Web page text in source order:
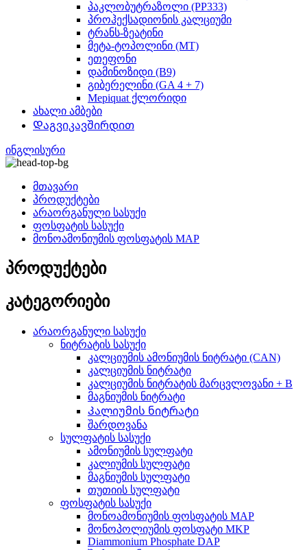
პაკლობუტრაზოლი (PP333)
პროჰექსადიონის კალციუმი
ტრანს-ზეატინი
მეტა-ტოპოლინი (MT)
ეთეფონი
დამინოზიდი (B9)
გიბერელინი (GA 4 + 7)
Mepiquat ქლორიდი
ახალი ამბები
Დაგვიკავშირდით
ინგლისური
მთავარი
პროდუქტები
არაორგანული სასუქი
ფოსფატის სასუქი
მონოამონიუმის ფოსფატის MAP
პროდუქტები
კატეგორიები
არაორგანული სასუქი
ნიტრატის სასუქი
კალციუმის ამონიუმის ნიტრატი (CAN)
კალციუმის ნიტრატი
კალციუმის ნიტრატის მარცვლოვანი + B
მაგნიუმის ნიტრატი
Კალიუმის ნიტრატი
შარდოვანა
სულფატის სასუქი
ამონიუმის სულფატი
კალიუმის სულფატი
მაგნიუმის სულფატი
თუთიის სულფატი
ფოსფატის სასუქი
მონოამონიუმის ფოსფატის MAP
მონოპოლიუმის ფოსფატი MKP
Diammonium Phosphate DAP